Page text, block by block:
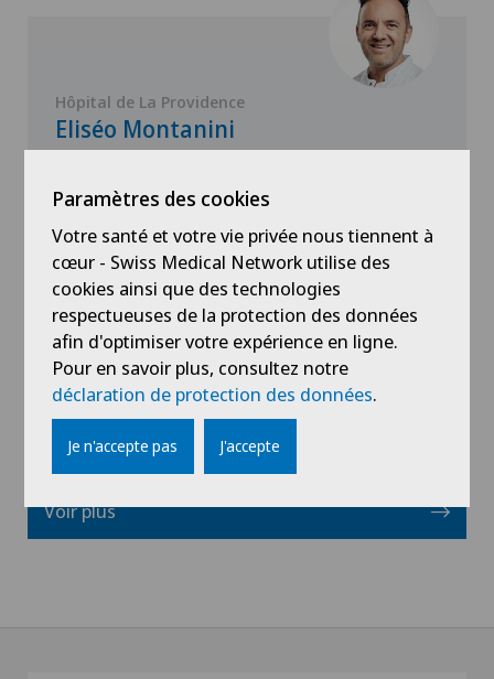
Hôpital de La Providence
Eliséo Montanini
Diabétologie,
Conseils nutritionnels
Voir profil
Voir plus
Paramètres des cookies
Votre santé et votre vie privée nous tiennent à
cœur - Swiss Medical Network utilise des
cookies ainsi que des technologies
respectueuses de la protection des données
afin d'optimiser votre expérience en ligne.
Pour en savoir plus, consultez notre
déclaration de protection des données.
Je n'accepte pas J'accepte